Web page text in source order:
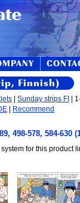
Finnish)
Sunday strips FI
|
Recommend
498-578, 584-630
for this product